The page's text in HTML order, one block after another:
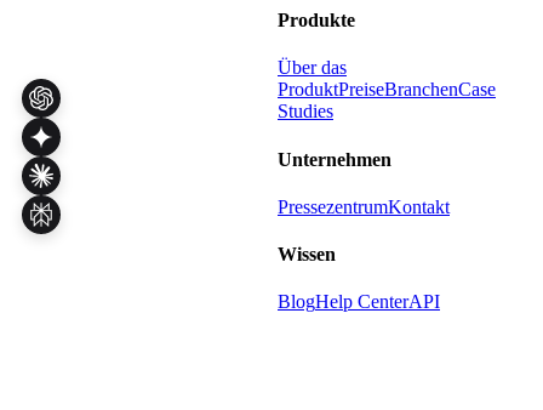
Produkte
Über das
ProduktPreiseBranchenCase
Studies
Unternehmen
PressezentrumKontakt
Wissen
BlogHelp CenterAPI